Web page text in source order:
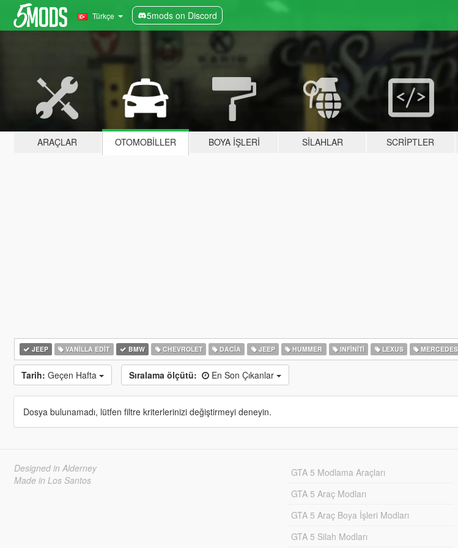
Türkçe 5mods on Discord
ARAÇLAR OTOMOBILLER BOYA İŞLERI SILAHLAR SCRIPTLER
JEEP VANILLA EDIT BMW CHEVROLET DACIA JEEP HUMMER INFINITI LEXUS
Tarih: Geçen Hafta Sıralama ölçütü: En Son Çıkanlar
Dosya bulunamadı, lütfen filtre kriterlerinizi değiştirmeyi deneyin.
Designed in Alderney
Made in Los Santos
GTA 5 Modlama Araçları
GTA 5 Araç Modları
GTA 5 Araç Boya İşleri Modları
GTA 5 Silah Modları